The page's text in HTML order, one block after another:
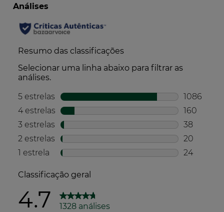
Fórmula biodegradável*
Embalagem com, pelo menos, 66% de
conteúdo reciclado
Produção
Produzido e embalado numa fábrica francesa
certificada ambientalmente*
*de acordo com a norma ISO 14001.
Transporte
Produto fabricado e embalado no mesmo local
Compromisso Social
Produzido e embalado numa fábrica com um
Sistema de Gestão da Responsabilidade Social
certificado*